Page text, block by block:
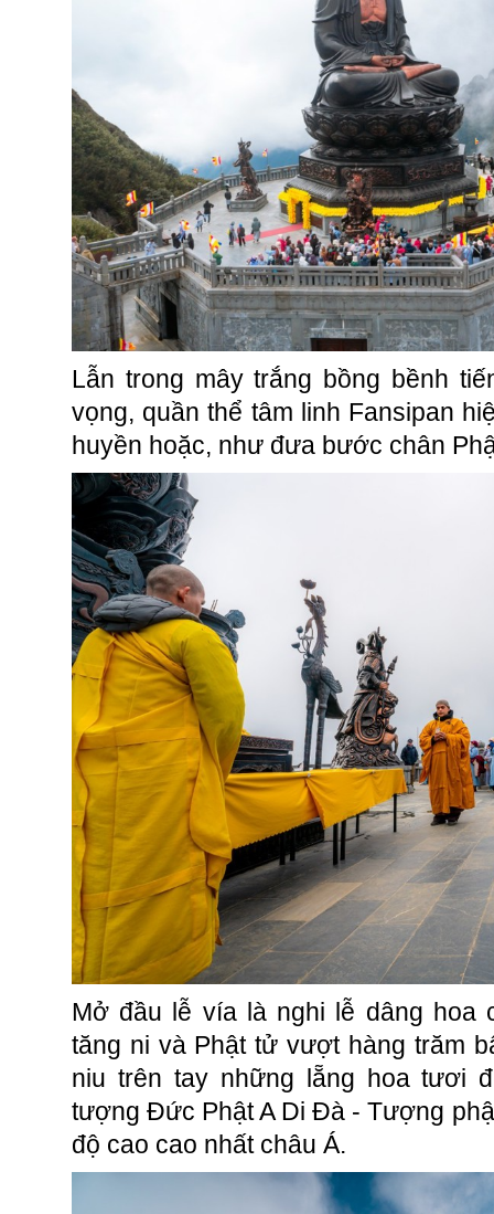
Lẫn trong mây trắng bồng bềnh
vọng, quần thể tâm linh Fansipan
huyền hoặc, như đưa bước chân
Mở đầu lễ vía là nghi lễ dâng hoa
tăng ni và Phật tử vượt hàng trăm
niu trên tay những lẵng hoa tươi
tượng Đức Phật A Di Đà - Tượng
độ cao cao nhất châu Á.